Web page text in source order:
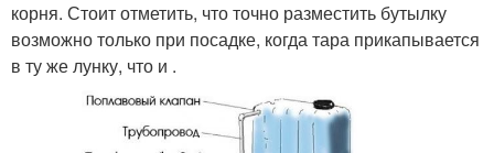
корня. Стоит отметить, что точно разместить бутылку
возможно только при посадке, когда тара прикапывается
в ту же лунку, что и .